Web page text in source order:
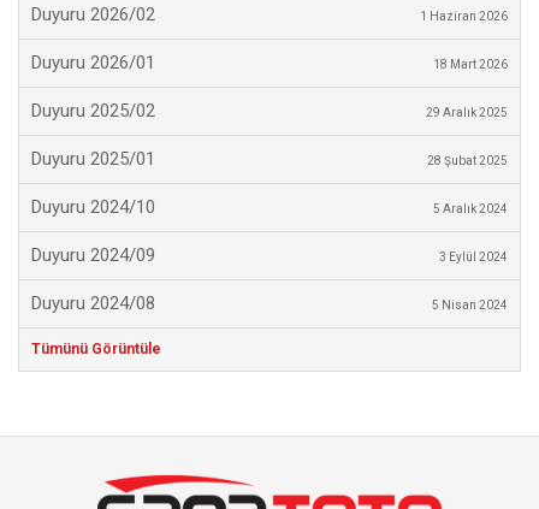
Duyuru 2026/02 1 Haziran 2026
Duyuru 2026/01 18 Mart 2026
Duyuru 2025/02 29 Aralık 2025
Duyuru 2025/01 28 Şubat 2025
Duyuru 2024/10 5 Aralık 2024
Duyuru 2024/09 3 Eylül 2024
Duyuru 2024/08 5 Nisan 2024
Tümünü Görüntüle